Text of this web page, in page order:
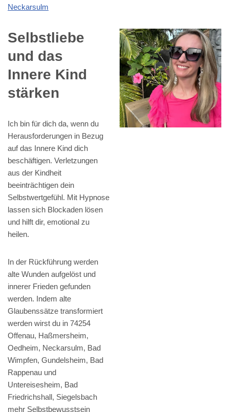
Neckarsulm
Selbstliebe
und das
Innere Kind
stärken
Ich bin für dich da, wenn du
Herausforderungen in Bezug
auf das Innere Kind dich
beschäftigen. Verletzungen
aus der Kindheit
beeinträchtigen dein
Selbstwertgefühl. Mit Hypnose
lassen sich Blockaden lösen
und hilft dir, emotional zu
heilen.
In der Rückführung werden
alte Wunden aufgelöst und
innerer Frieden gefunden
werden. Indem alte
Glaubenssätze transformiert
werden wirst du in 74254
Offenau, Haßmersheim,
Oedheim, Neckarsulm, Bad
Wimpfen, Gundelsheim, Bad
Rappenau und
Untereisesheim, Bad
Friedrichshall, Siegelsbach
mehr Selbstbewusstsein